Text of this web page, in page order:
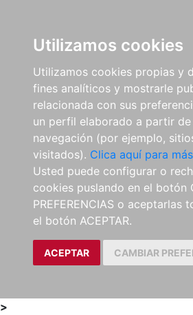
Utilizamos cookies
Utilizamos cookies propias y
fines analíticos y mostrarle
relacionada con sus
un perfil elaborado a partir
navegación (por ejemplo,
visitados). Clica aquí para
Usted puede configurar o
cookies puslando en el botón
PREFERENCIAS o aceptarlas
el botón ACEPTAR.
ACEPTAR CAMBIAR
>